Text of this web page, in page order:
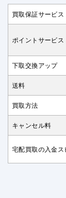
買取保証サービス
ポイントサービス
下取交換アップ
送料
買取方法
キャンセル料
宅配買取の入金ス